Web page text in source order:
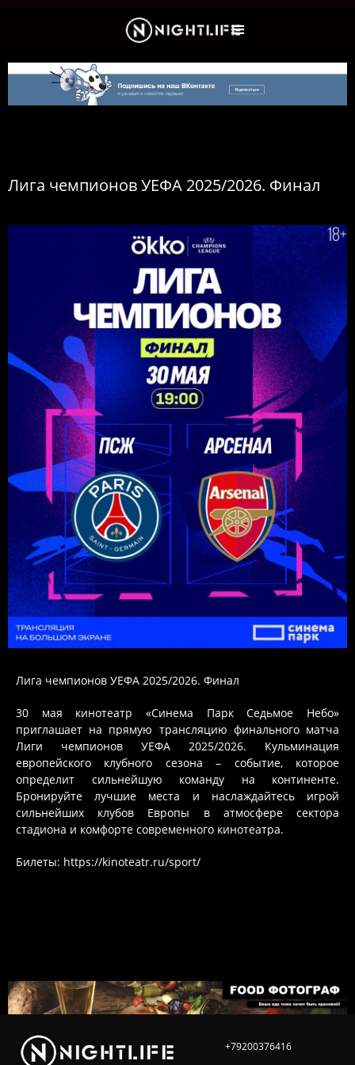
Лига чемпионов УЕФА 2025/2026. Финал
Лига чемпионов УЕФА 2025/2026. Финал
30 мая кинотеатр «Синема Парк Седьмое Небо»
приглашает на прямую трансляцию финального матча
Лиги чемпионов УЕФА 2025/2026. Кульминация
европейского клубного сезона – событие, которое
определит сильнейшую команду на континенте.
Бронируйте лучшие места и наслаждайтесь игрой
сильнейших клубов Европы в атмосфере сектора
стадиона и комфорте современного кинотеатра.
Билеты: https://kinoteatr.ru/sport/
+79200376416